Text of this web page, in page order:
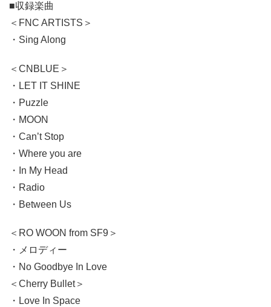
■収録楽曲
＜FNC ARTISTS＞
・Sing Along
＜CNBLUE＞
・LET IT SHINE
・Puzzle
・MOON
・Can’t Stop
・Where you are
・In My Head
・Radio
・Between Us
＜RO WOON from SF9＞
・メロディー
・No Goodbye In Love
＜Cherry Bullet＞
・Love In Space